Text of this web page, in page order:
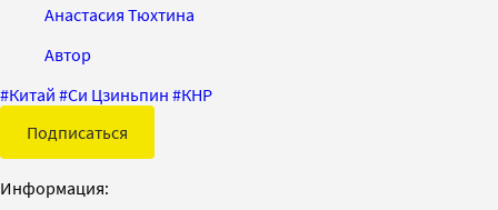
Анастасия Тюхтина
Автор
#Китай #Си Цзиньпин #КНР
Подписаться
Информация: